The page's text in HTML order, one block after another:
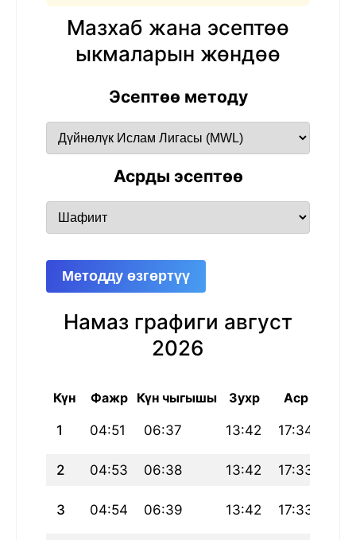
Мазхаб жана эсептөө
ыкмаларын жөндөө
Эсептөө методу
Асрды эсептөө
Методду өзгөртүү
Намаз графиги август
2026
Күн Фажр Күн чыгышы Зухр Аср
1 04:51 06:37 13:42 17:34
2 04:53 06:38 13:42 17:33
3 04:54 06:39 13:42 17:33